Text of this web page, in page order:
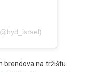
brendova na tržištu.